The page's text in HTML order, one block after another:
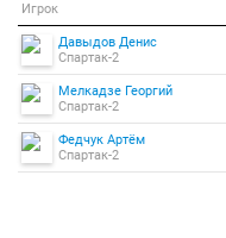
Игрок
Давыдов Денис
Спартак-2
Мелкадзе Георгий
Спартак-2
Федчук Артём
Спартак-2